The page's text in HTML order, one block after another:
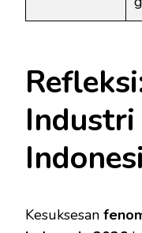
Kesuksesan